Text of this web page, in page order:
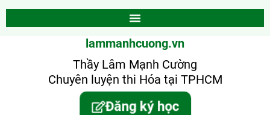
lammanhcuong.vn
Thầy Lâm Mạnh Cường
Chuyên luyện thi Hóa tại TPHCM
Đăng ký học